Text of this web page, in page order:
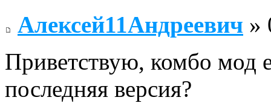
Алексей11Андреевич »
Приветствую, комбо мод
последняя версия?